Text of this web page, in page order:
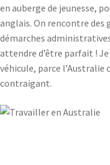
en auberge de jeunesse,
anglais. On rencontre des
démarches
attendre d’être parfait !
véhicule, parce l’Australie
contraigant.